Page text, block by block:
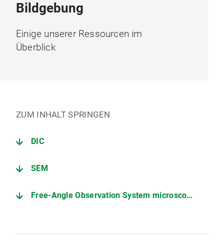
Bildgebung
Einige unserer Ressourcen im
Überblick
ZUM INHALT SPRINGEN
DIC
SEM
Free-Angle Observation System microscope (Keyence)